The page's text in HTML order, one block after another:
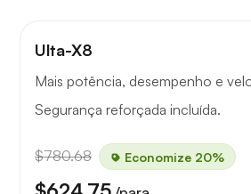
Ulta-X8
Mais potência, desempenho e
Segurança reforçada incluída.
$780.68 Economize 20%